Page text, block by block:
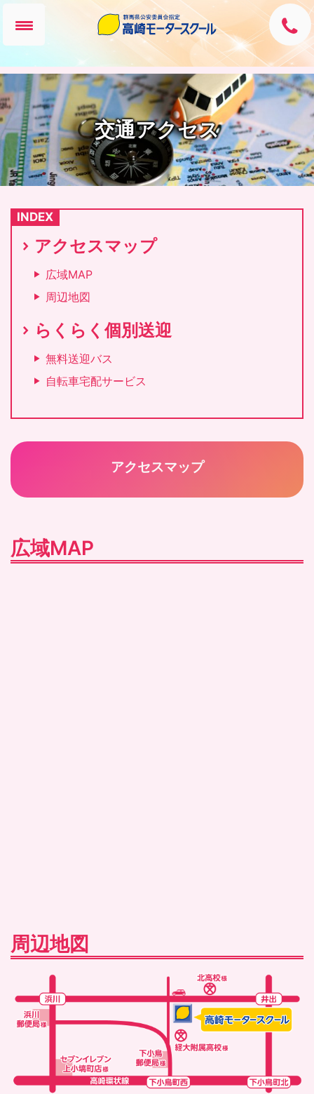
交通アクセス
INDEX
アクセスマップ
広域MAP
周辺地図
らくらく個別送迎
無料送迎バス
自転車宅配サービス
アクセスマップ
広域MAP
周辺地図